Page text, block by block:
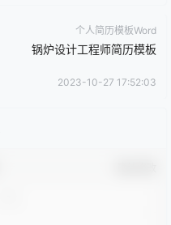
个人简历模板Word
锅炉设计工程师简历模板
2023-10-27 17:52:03